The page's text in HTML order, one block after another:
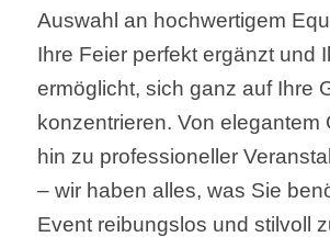
Auswahl an hochwertigem
Ihre Feier perfekt ergänzt und
ermöglicht, sich ganz auf Ihre
konzentrieren. Von elegantem
hin zu professioneller
– wir haben alles, was Sie
Event reibungslos und stilvoll